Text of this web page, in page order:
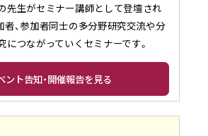
先生がセミナー講師として登壇され
者、参加者同士の多分野研究交流や分
につながっていくセミナーです。
ント告知・開催報告を見る